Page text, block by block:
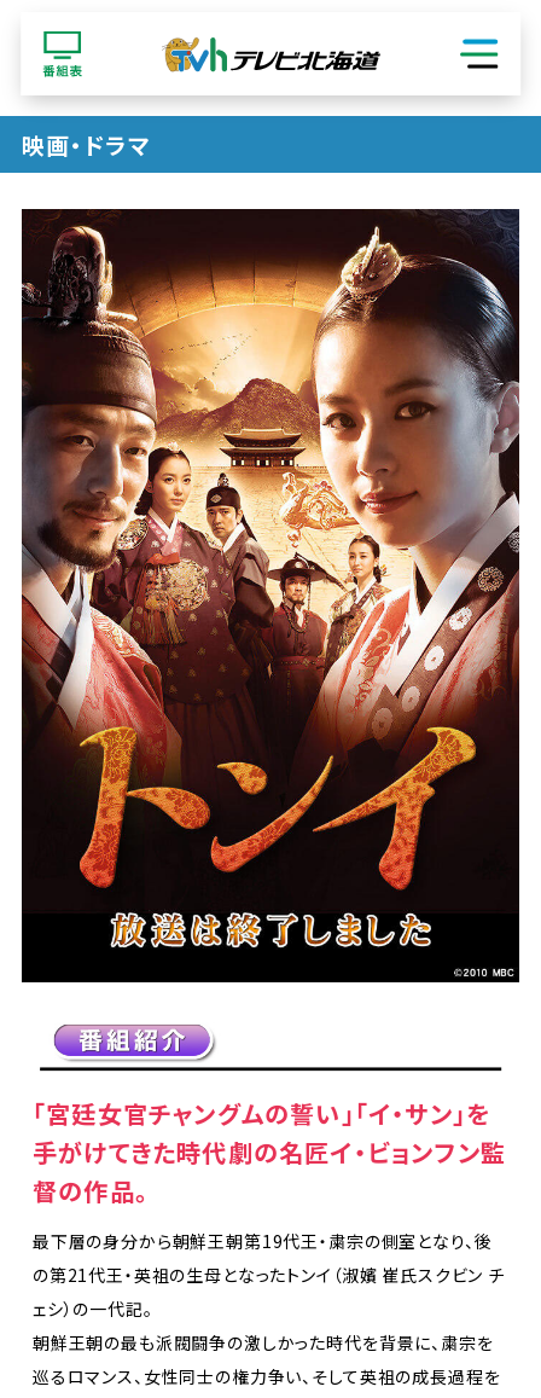
映画・ドラマ
「宮廷女官チャングムの誓い」「イ・サン」を
手がけてきた時代劇の名匠イ・ビョンフン監
督の作品。
最下層の身分から朝鮮王朝第19代王・粛宗の側室となり、後
の第21代王・英祖の生母となったトンイ（淑嬪 崔氏スクビン チ
ェシ）の一代記。
朝鮮王朝の最も派閥闘争の激しかった時代を背景に、粛宗を
巡るロマンス、女性同士の権力争い、そして英祖の成長過程を